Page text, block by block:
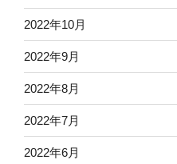
2022年10月
2022年9月
2022年8月
2022年7月
2022年6月